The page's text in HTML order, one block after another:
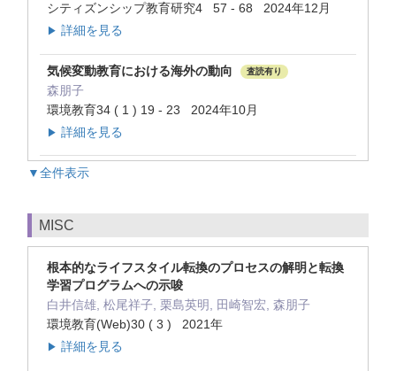
シティズンシップ教育研究4 57 - 68 2024年12月
▶ 詳細を見る
気候変動教育における海外の動向 査読有り
森朋子
環境教育34 ( 1 ) 19 - 23 2024年10月
▶ 詳細を見る
▼全件表示
MISC
根本的なライフスタイル転換のプロセスの解明と転換
学習プログラムへの示唆
白井信雄, 松尾祥子, 栗島英明, 田崎智宏, 森朋子
環境教育(Web)30 ( 3 ) 2021年
▶ 詳細を見る